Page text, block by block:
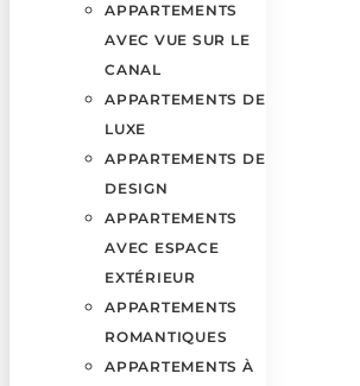
APPARTEMENTS
AVEC VUE SUR LE
CANAL
APPARTEMENTS DE
LUXE
APPARTEMENTS DE
DESIGN
APPARTEMENTS
AVEC ESPACE
EXTÉRIEUR
APPARTEMENTS
ROMANTIQUES
APPARTEMENTS À